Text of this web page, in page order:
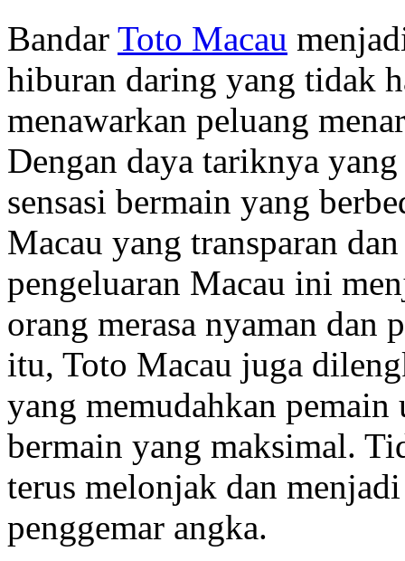
Bandar Toto Macau
hiburan daring yang tidak
menawarkan peluang
Dengan daya tariknya
sensasi bermain yang
Macau yang transparan
pengeluaran Macau ini
orang merasa nyaman dan
itu, Toto Macau juga
yang memudahkan
bermain yang maksimal.
terus melonjak dan
penggemar angka.